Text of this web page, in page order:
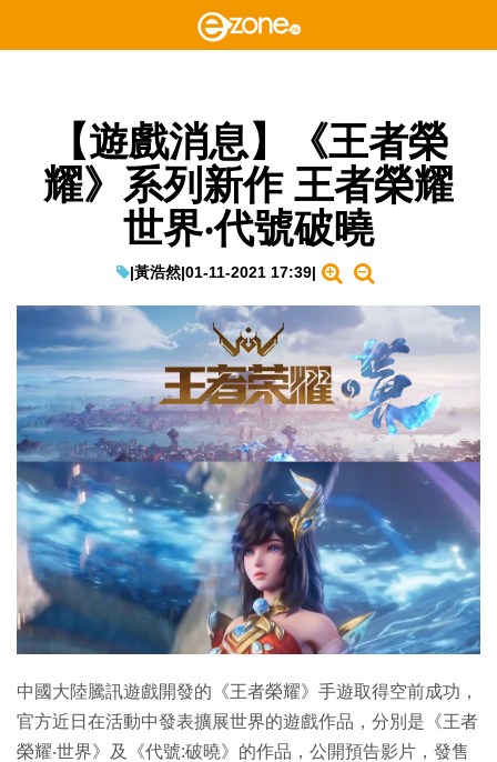
【遊戲消息】《王者榮
耀》系列新作 王者榮耀
世界‧代號破曉
|黃浩然|01-11-2021 17:39|
中國大陸騰訊遊戲開發的《王者榮耀》手遊取得空前成功，
官方近日在活動中發表擴展世界的遊戲作品，分別是《王者
榮耀‧世界》及《代號:破曉》的作品，公開預告影片，發售